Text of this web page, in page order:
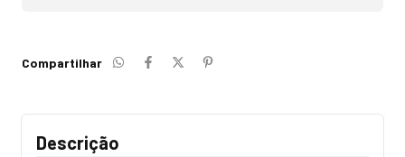
Compartilhar
Descrição